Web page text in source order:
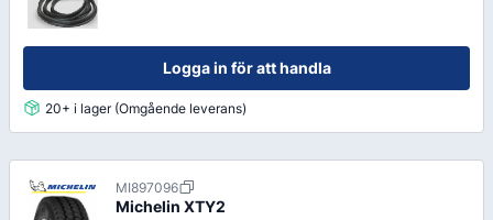
Logga in för att handla
20+ i lager (Omgående leverans)
MI897096
Michelin XTY2